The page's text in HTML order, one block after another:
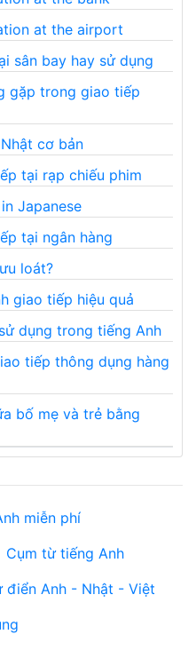
at the airport
sân bay hay sử dụng
gặp trong giao tiếp
cơ bản
tại rạp chiếu phim
Japanese
tại ngân hàng
loát?
giao tiếp hiệu quả
dụng trong tiếng Anh
tiếp thông dụng hàng
bố mẹ và trẻ bằng
miễn phí
Cụm từ tiếng Anh
điển Anh - Nhật - Việt